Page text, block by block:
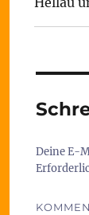
Deine E-